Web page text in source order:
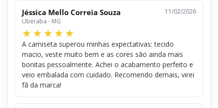
Jéssica Mello Correia Souza
Uberaba - MG
11/02/2026
A camiseta superou minhas expectativas: tecido
macio, veste muito bem e as cores são ainda mais
bonitas pessoalmente. Achei o acabamento perfeito e
veio embalada com cuidado. Recomendo demais, virei
fã da marca!